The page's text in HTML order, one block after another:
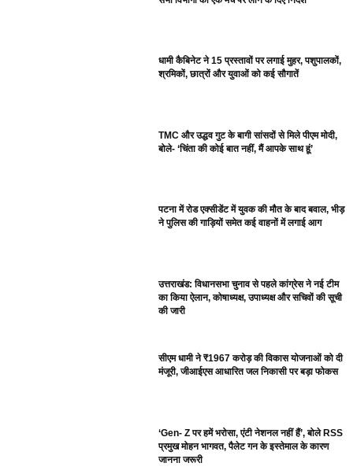
धामी कैबिनेट ने 15 प्रस्तावों पर लगाई मुहर, पशुपालकों,
श्रमिकों, छात्रों और युवाओं को कई सौगातें
TMC और उद्धव गुट के बागी सांसदों से मिले पीएम मोदी,
बोले- ‘चिंता की कोई बात नहीं, मैं आपके साथ हूं’
पटना में रोड एक्सीडेंट में युवक की मौत के बाद बवाल, भीड़
ने पुलिस की गाड़ियों समेत कई वाहनों में लगाई आग
उत्तराखंड: विधानसभा चुनाव से पहले कांग्रेस ने नई टीम
का किया ऐलान, कोषाध्यक्ष, उपाध्यक्ष और सचिवों की सूची
की जारी
सीएम धामी ने ₹1967 करोड़ की विकास योजनाओं को दी
मंजूरी, जीआईएस आधारित जल निकासी पर बड़ा फोकस
‘Gen- Z पर हमें भरोसा, एंटी नेशनल नहीं हैं’, बोले RSS
प्रमुख मोहन भागवत, पैलेट गन के इस्तेमाल के कारण
जानना जरूरी